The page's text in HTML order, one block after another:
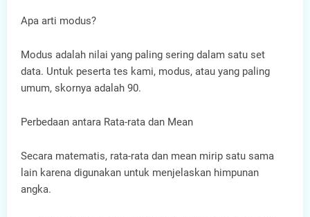
Apa arti modus?
Modus adalah nilai yang paling sering dalam satu set
data. Untuk peserta tes kami, modus, atau yang paling
umum, skornya adalah 90.
Perbedaan antara Rata-rata dan Mean
Secara matematis, rata-rata dan mean mirip satu sama
lain karena digunakan untuk menjelaskan himpunan
angka.